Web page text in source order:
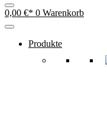
0,00 € 0 Warenkorb
Produkte